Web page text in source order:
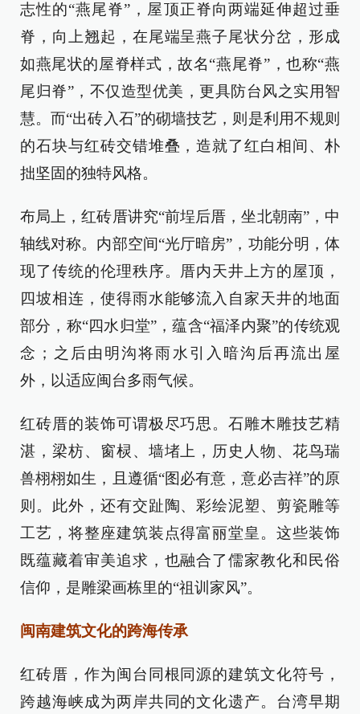
志性的“燕尾脊”，屋顶正脊向两端延伸超过垂
脊，向上翘起，在尾端呈燕子尾状分岔，形成
如燕尾状的屋脊样式，故名“燕尾脊”，也称“燕
尾归脊”，不仅造型优美，更具防台风之实用智
慧。而“出砖入石”的砌墙技艺，则是利用不规则
的石块与红砖交错堆叠，造就了红白相间、朴
拙坚固的独特风格。
布局上，红砖厝讲究“前埕后厝，坐北朝南”，中
轴线对称。内部空间“光厅暗房”，功能分明，体
现了传统的伦理秩序。厝内天井上方的屋顶，
四坡相连，使得雨水能够流入自家天井的地面
部分，称“四水归堂”，蕴含“福泽内聚”的传统观
念；之后由明沟将雨水引入暗沟后再流出屋
外，以适应闽台多雨气候。
红砖厝的装饰可谓极尽巧思。石雕木雕技艺精
湛，梁枋、窗棂、墙堵上，历史人物、花鸟瑞
兽栩栩如生，且遵循“图必有意，意必吉祥”的原
则。此外，还有交趾陶、彩绘泥塑、剪瓷雕等
工艺，将整座建筑装点得富丽堂皇。这些装饰
既蕴藏着审美追求，也融合了儒家教化和民俗
信仰，是雕梁画栋里的“祖训家风”。
闽南建筑文化的跨海传承
红砖厝，作为闽台同根同源的建筑文化符号，
跨越海峡成为两岸共同的文化遗产。台湾早期